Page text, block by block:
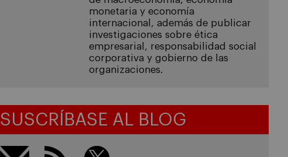
monetaria y economía
internacional, además de publicar
investigaciones sobre ética
empresarial, responsabilidad social
corporativa y gobierno de las
organizaciones.
SUSCRÍBASE AL BLOG